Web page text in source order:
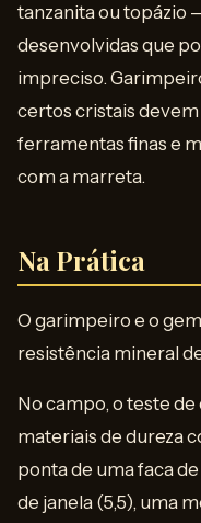
tanzanita ou topázio
desenvolvidas que
impreciso.
certos cristais
ferramentas finas e
com a marreta.
Na Prática
O garimpeiro e o
resistência mineral
No campo, o teste
materiais de dureza
ponta de uma faca
de janela (5,5), uma